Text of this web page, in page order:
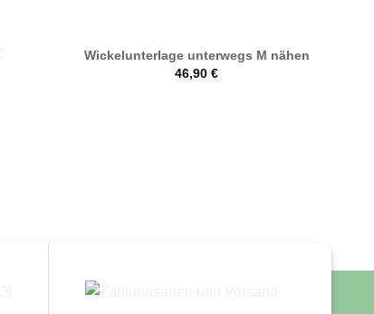
Wickelunterlage unterwegs M nähen
46,90€